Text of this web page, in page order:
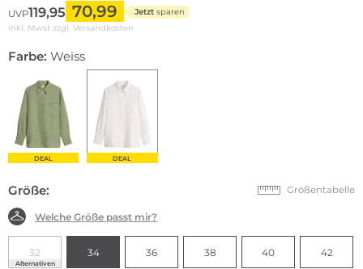
UVP119,95 70,99 Jetzt sparen
inkl. Mwst zzgl. Versandkosten
Farbe: Weiss
DEAL DEAL
Größe: Größentabelle
Welche Größe passt mir?
32
Alternativen
34 36 38 40 42